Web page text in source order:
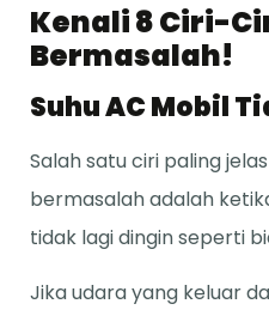
Kenali 8 Ciri-
Bermasalah!
Suhu AC Mobil
Salah satu ciri paling
bermasalah adalah
tidak lagi dingin seperti
Jika udara yang keluar